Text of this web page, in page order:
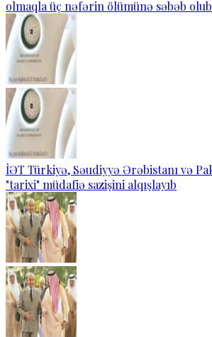
olmaqla üç nəfərin ölümünə səbəb olub
İƏT Türkiyə, Səudiyyə Ərəbistanı və
"tarixi" müdafiə sazişini alqışlayıb